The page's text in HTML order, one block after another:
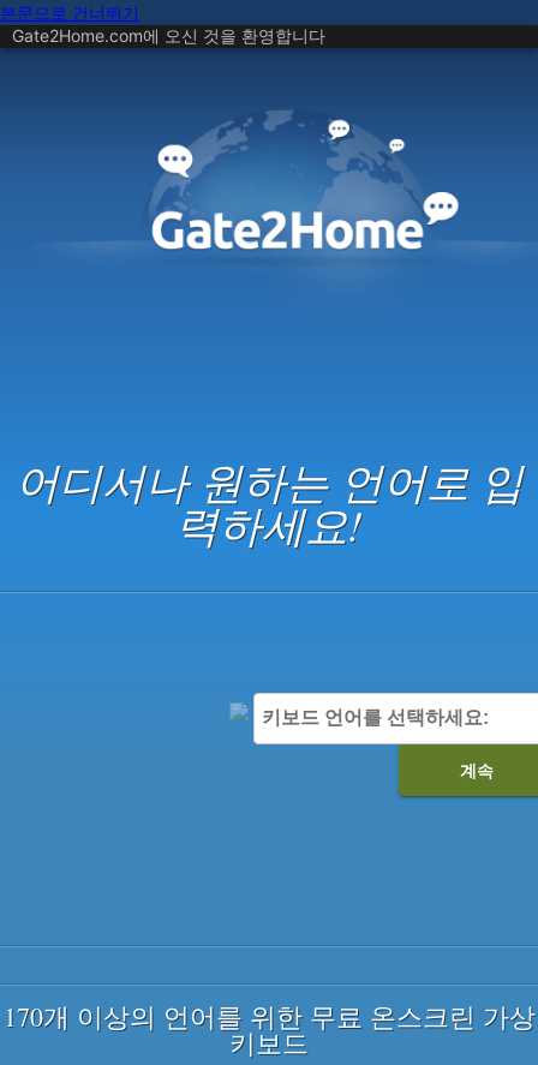
본문으로 건너뛰기
Gate2Home.com에 오신 것을 환영합니다
어디서나 원하는 언어로 입
력하세요!
키보드 언어를 선택하세요:
계속
170개 이상의 언어를 위한 무료 온스크린 가상
키보드